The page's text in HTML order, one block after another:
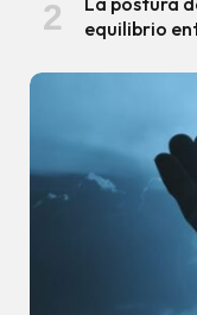
equilibrio